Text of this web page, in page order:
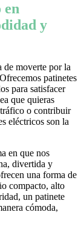
en
y
de moverte por la
patinetes
para satisfacer
que quieras
o contribuir
eléctricos son la
en que nos
divertida y
una forma de
compacto, alto
un patinete
cómoda,